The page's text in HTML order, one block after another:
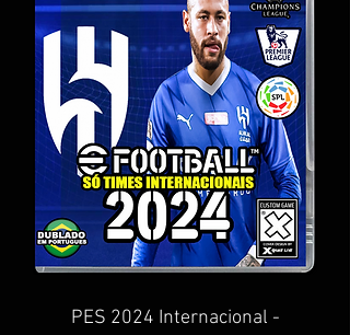
PES 2024 Internacional -